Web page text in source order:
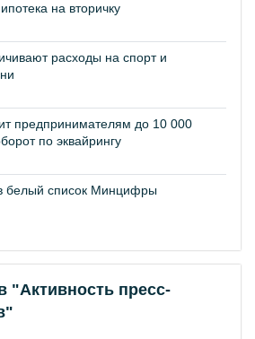
на вторичку
расходы на спорт и
предпринимателям до 10 000
по эквайрингу
белый список Минцифры
"Активность пресс-